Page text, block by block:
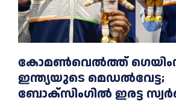
കോമൺവെൽത്ത്
ഇന്ത്യയുടെ മെഡൽവേട്ട;
ബോക്സിംഗിൽ ഇരട്ട